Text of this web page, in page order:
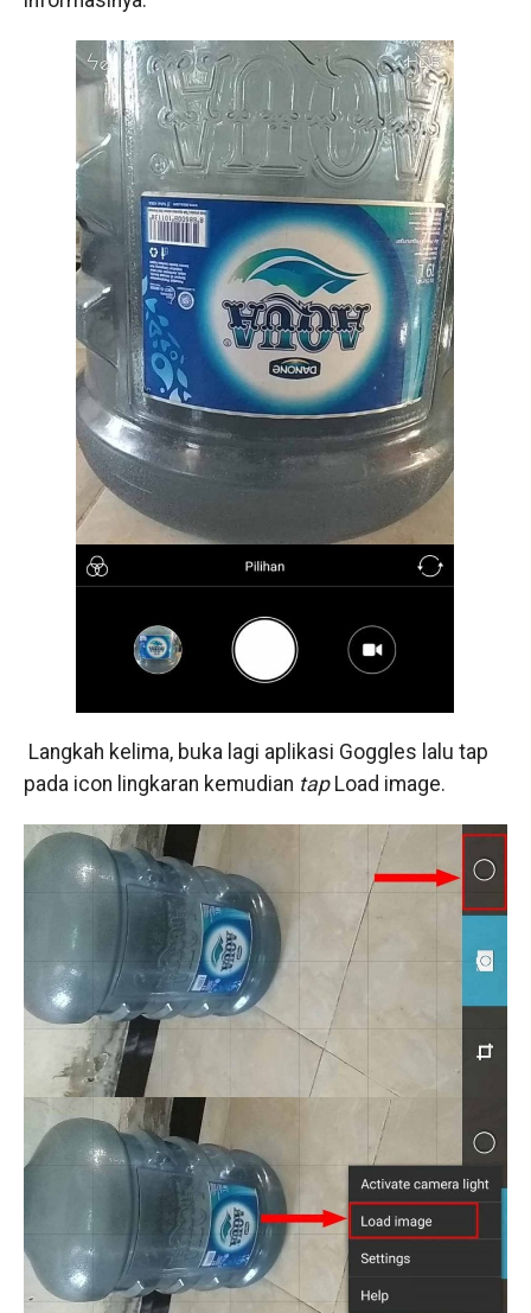
Langkah kelima, buka lagi aplikasi Goggles lalu tap
pada icon lingkaran kemudian tapLoad image.